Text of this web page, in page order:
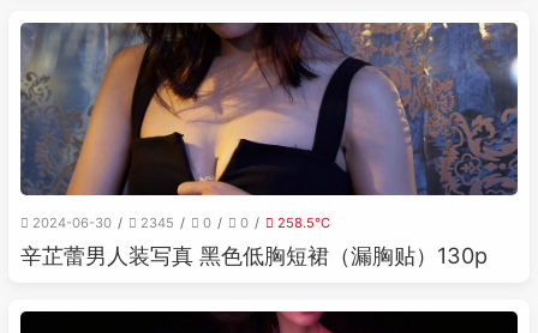
2024-06-30 2345 0 0 258.5℃
辛芷蕾男人装写真 黑色低胸短裙（漏胸贴）130p